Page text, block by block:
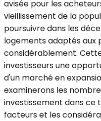
avisée pour les
vieillissement de la
poursuivre dans les
logements adaptés aux
considérablement.
investisseurs une
d'un marché en
examinerons les
investissement dans ce
facteurs et les